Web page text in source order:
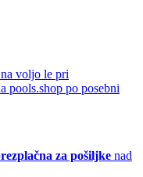
voljo le pri
pools.shop po posebni
za pošiljke nad